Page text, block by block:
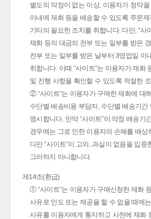
별도의 약정이 없는 이상, 이용자가 청약을
이내에 재화 등을 배송할 수 있도록 주문
기타의 필요한 조치를 취합니다. 다만, “사
재화 등의 대금의 전부 또는 일부를 받은
전부 또는 일부를 받은 날부터 3영업일 이
취합니다. 이때 “사이트”는 이용자가 재화
및 진행 사항을 확인할 수 있도록 적절한
② “사이트”는 이용자가 구매한 재화에 대
수단별 배송비용 부담자, 수단별 배송기간
명시합니다. 만약 “사이트”이 약정 배송기
경우에는 그로 인한 이용자의 손해를 배상
다만 “사이트”이 고의․과실이 없음을 입증
그러하지 아니합니다.
제14조(환급)
① “사이트”는 이용자가 구매신청한 재화
사유로 인도 또는 제공을 할 수 없을 때에
사유를 이용자에게 통지하고 사전에 재화